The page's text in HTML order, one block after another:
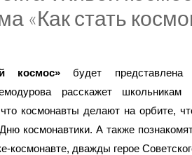
«Как стать
космос»будет
расскажет школьникам
космонавты делают на орбите,
космонавтики. А также
космонавте, дважды герое